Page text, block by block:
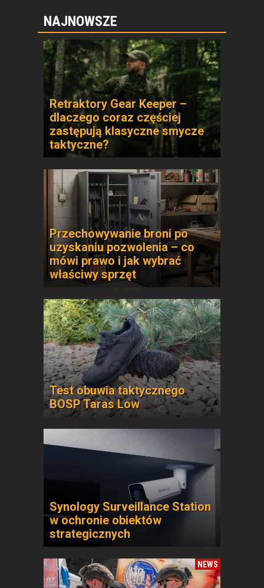
NAJNOWSZE
Retraktory Gear Keeper –
dlaczego coraz częściej
zastępują klasyczne smycze
taktyczne?
Przechowywanie broni po
uzyskaniu pozwolenia – co
mówi prawo i jak wybrać
właściwy sprzęt
Test obuwia taktycznego
BOSP Taras Low
Synology Surveillance Station
w ochronie obiektów
strategicznych
NEWS